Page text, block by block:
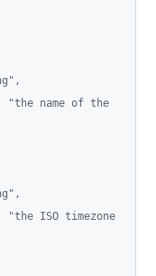
,
"the name of the
,
"the ISO timezone